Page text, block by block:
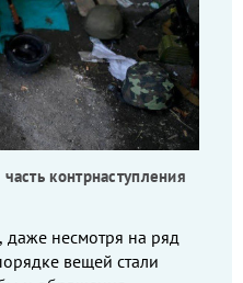
контрнаступления
несмотря на ряд
вещей стали